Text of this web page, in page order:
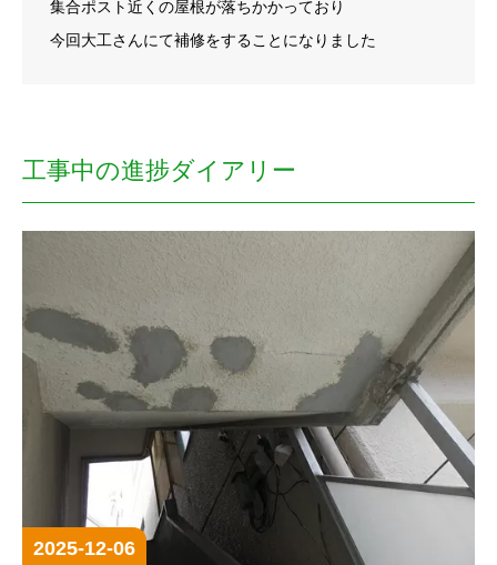
集合ポスト近くの屋根が落ちかかっており
今回大工さんにて補修をすることになりました
工事中の進捗ダイアリー
2025-12-06